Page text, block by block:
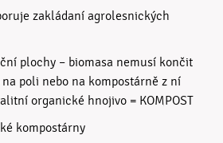
zakládaní agrolesnických
plochy – biomasa nemusí končit
poli nebo na kompostárně z ní
organické hnojivo = KOMPOST
kompostárny